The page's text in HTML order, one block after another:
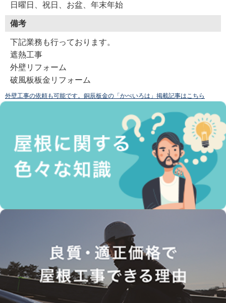
日曜日、祝日、お盆、年末年始
備考
下記業務も行っております。
遮熱工事
外壁リフォーム
破風板板金リフォーム
外壁工事の依頼も可能です。銅辰板金の「かべいろは」掲載記事はこちら